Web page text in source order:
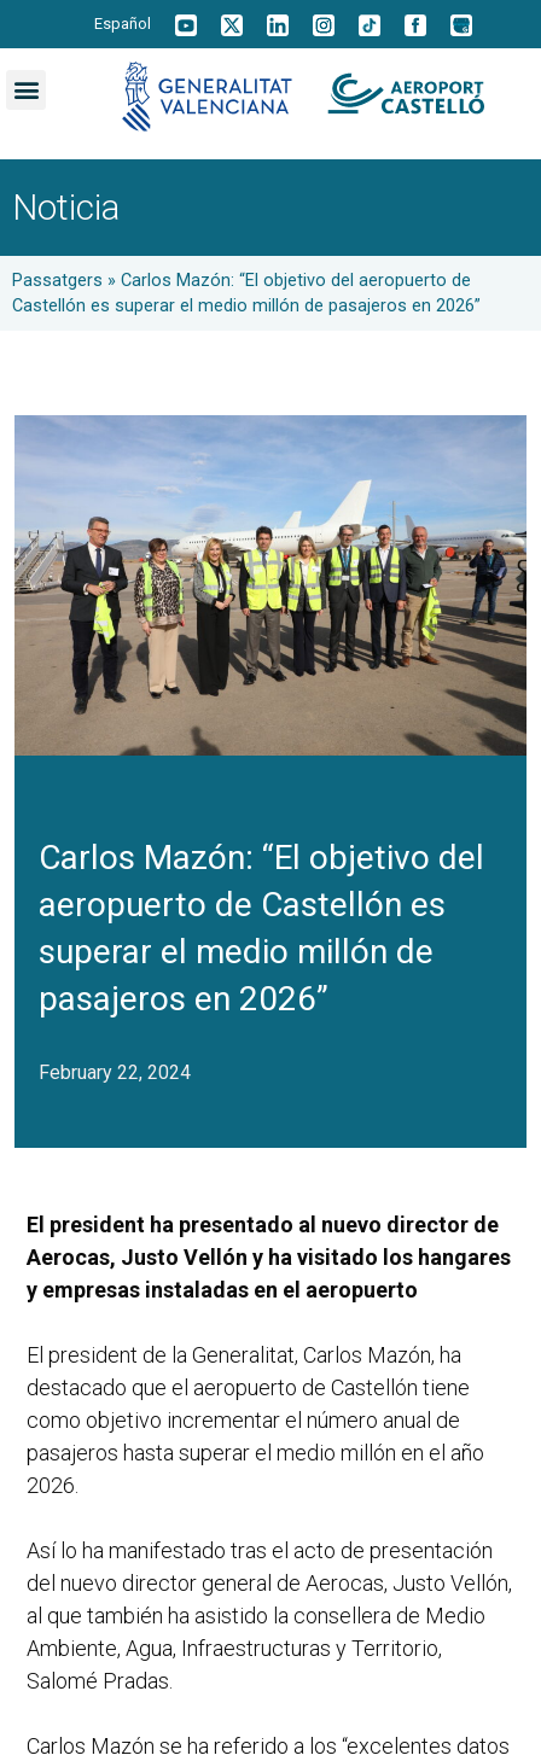
Español
Noticia
Passatgers » Carlos Mazón: “El objetivo del aeropuerto de
Castellón es superar el medio millón de pasajeros en 2026”
Carlos Mazón: “El objetivo del
aeropuerto de Castellón es
superar el medio millón de
pasajeros en 2026”
February 22, 2024
El president ha presentado al nuevo director de
Aerocas, Justo Vellón y ha visitado los hangares
y empresas instaladas en el aeropuerto
El president de la Generalitat, Carlos Mazón, ha
destacado que el aeropuerto de Castellón tiene
como objetivo incrementar el número anual de
pasajeros hasta superar el medio millón en el año
2026.
Así lo ha manifestado tras el acto de presentación
del nuevo director general de Aerocas, Justo Vellón,
al que también ha asistido la consellera de Medio
Ambiente, Agua, Infraestructuras y Territorio,
Salomé Pradas.
Carlos Mazón se ha referido a los “excelentes datos